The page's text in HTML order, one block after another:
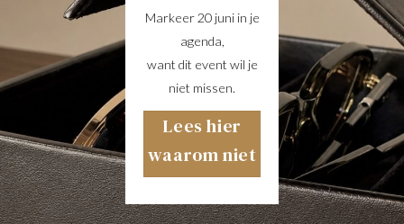
Markeer 20 juni in je
agenda,
want dit event wil je
niet missen.
Lees hier
waarom niet